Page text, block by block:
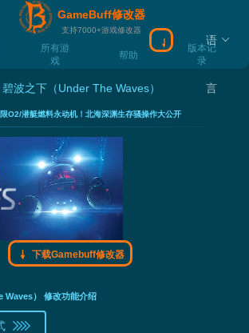
GameBuff修改器
支持7000+游戏修改器
所有游
戏
帮助
版本记
录
下载Gamebuff
语
言
碧波之下（Under The Waves）
O2/潜艇燃料永动机！北海深渊生存骚操作大公开
下载Gamebuff修改器
Waves） 修改功能介绍